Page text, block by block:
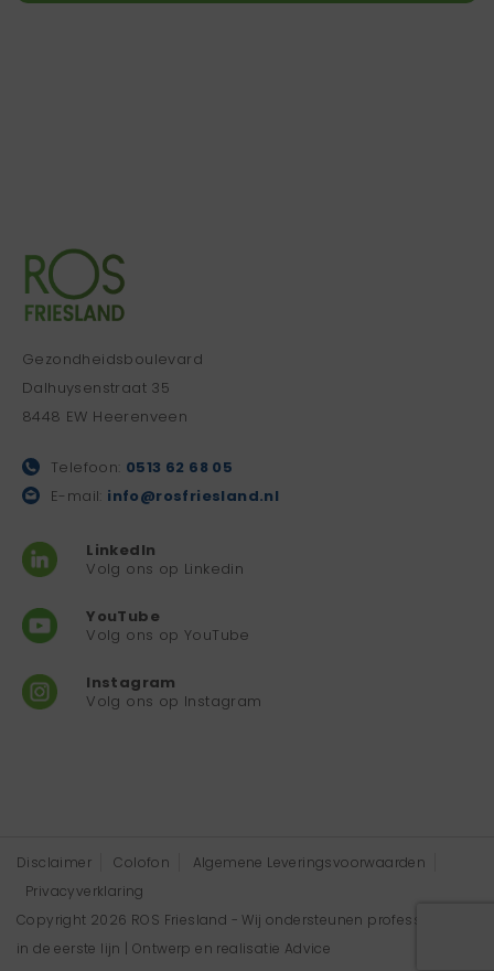
Gezondheidsboulevard
Dalhuysenstraat 35
8448 EW Heerenveen
Telefoon: 0513 62 68 05
E-mail: info@rosfriesland.nl
LinkedIn
Volg ons op Linkedin
YouTube
Volg ons op YouTube
Instagram
Volg ons op Instagram
Disclaimer Colofon
Algemene Leveringsvoorwaarden
Privacyverklaring
Copyright 2026 ROS Friesland - Wij ondersteunen professionals
in de eerste lijn | Ontwerp en realisatie Advice